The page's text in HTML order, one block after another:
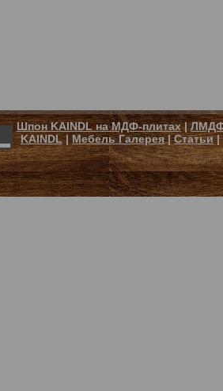
Шпон KAINDL на МДФ-плитах|ЛМДФ
KAINDL| Мебель Галерея|Статьи|